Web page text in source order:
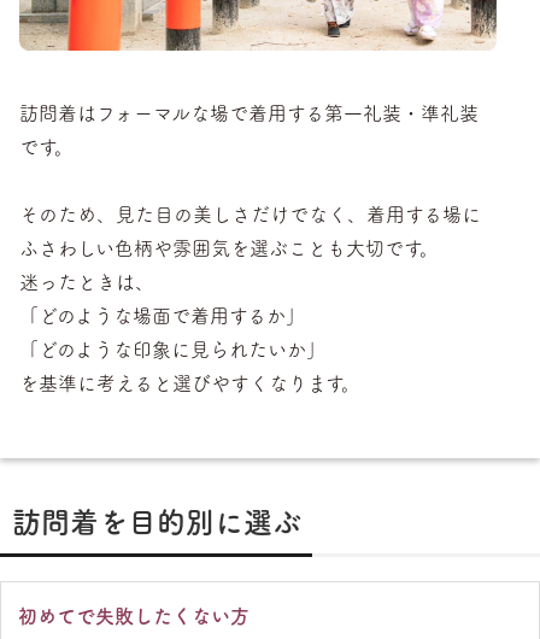
訪問着はフォーマルな場で着用する第一礼装・準礼装
です。
そのため、見た目の美しさだけでなく、着用する場に
ふさわしい色柄や雰囲気を選ぶことも大切です。
迷ったときは、
「どのような場面で着用するか」
「どのような印象に見られたいか」
を基準に考えると選びやすくなります。
訪問着を目的別に選ぶ
初めてで失敗したくない方